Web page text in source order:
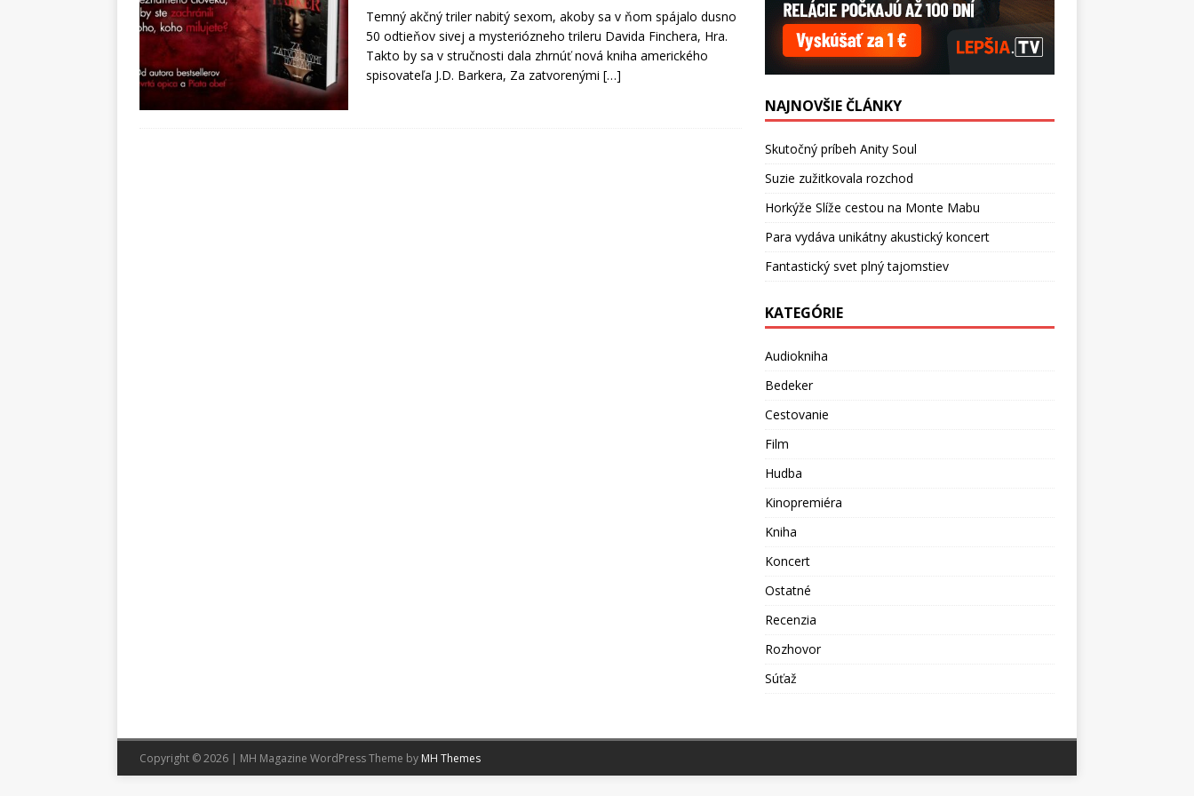
Temný akčný triler nabitý sexom, akoby sa v ňom spájalo dusno
50 odtieňov sivej a mysteriózneho trileru Davida Finchera, Hra.
Takto by sa v stručnosti dala zhrnúť nová kniha amerického
spisovateľa J.D. Barkera, Za zatvorenými […]
NAJNOVŠIE ČLÁNKY
Skutočný príbeh Anity Soul
Suzie zužitkovala rozchod
Horkýže Slíže cestou na Monte Mabu
Para vydáva unikátny akustický koncert
Fantastický svet plný tajomstiev
KATEGÓRIE
Audiokniha
Bedeker
Cestovanie
Film
Hudba
Kinopremiéra
Kniha
Koncert
Ostatné
Recenzia
Rozhovor
Súťaž
Copyright © 2026 | MH Magazine WordPress Theme by MH Themes